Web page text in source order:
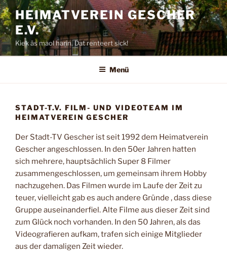
Zum
Inhalt
springen
HEIMATVEREIN GESCHER
E.V.
Kiek äs maol harin. Dat renteert sick!
Menü
STADT-T.V. FILM- UND VIDEOTEAM IM
HEIMATVEREIN GESCHER
Der Stadt-TV Gescher ist seit 1992 dem Heimatverein
Gescher angeschlossen. In den 50er Jahren hatten
sich mehrere, hauptsächlich Super 8 Filmer
zusammengeschlossen, um gemeinsam ihrem Hobby
nachzugehen. Das Filmen wurde im Laufe der Zeit zu
teuer, vielleicht gab es auch andere Gründe , dass diese
Gruppe auseinanderfiel. Alte Filme aus dieser Zeit sind
zum Glück noch vorhanden. In den 50 Jahren, als das
Videografieren aufkam, trafen sich einige Mitglieder
aus der damaligen Zeit wieder.